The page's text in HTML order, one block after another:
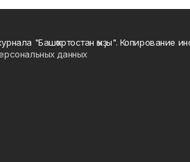
"Башҡортостан ҡыҙы". Копирование
данных